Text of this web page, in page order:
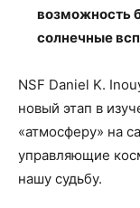
возможность
солнечные
NSF Daniel K.
новый этап в
«атмосферу» на
управляющие
нашу судьбу.